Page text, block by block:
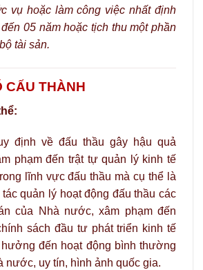
vụ hoặc làm công việc nhất định
05 năm hoặc tịch thu một phần
tài sản.
CẤU THÀNH
định về đấu thầu gây hậu quả
phạm đến trật tự quản lý kinh tế
lĩnh vực đấu thầu mà cụ thể là
quản lý hoạt động đấu thầu các
của Nhà nước, xâm phạm đến
sách đầu tư phát triển kinh tế
đến hoạt động bình thường
nước, uy tín, hình ảnh quốc gia.